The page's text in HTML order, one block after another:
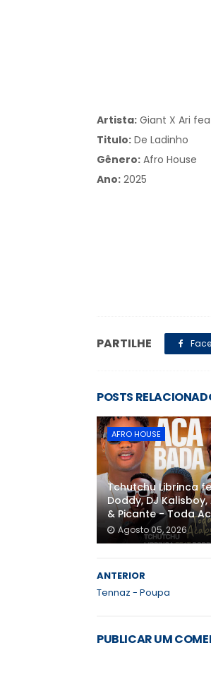
Artista: Giant X Ari
Titulo: De Ladinho
Gênero: Afro House
Ano: 2025
PARTILHE
POSTS
AFRO HOUSE
Tchutchu Librinca
Doddy, DJ Kalisboy,
& Picante - Toda
Agosto 05, 2026
ANTERIOR
Tennaz - Poupa
PUBLICAR UM